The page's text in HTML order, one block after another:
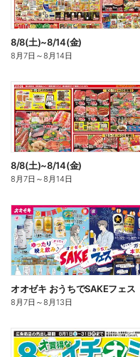
8/8(土)~8/14(金)
8月7日 ～8月14日
8/8(土)~8/14(金)
8月7日 ～8月14日
オオゼキ おうちでSAKEフェス
8月7日 ～8月13日